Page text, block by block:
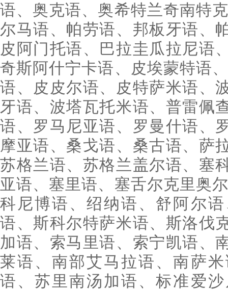
语、奥克语、奥希特兰奇南特
尔马语、帕劳语、邦板牙语、
皮阿门托语、巴拉圭瓜拉尼语
奇斯阿什宁卡语、皮埃蒙特语
语、皮皮尔语、皮特萨米语、
牙语、波塔瓦托米语、普雷佩
语、罗马尼亚语、罗曼什语、
摩亚语、桑戈语、桑古语、萨
苏格兰语、苏格兰盖尔语、塞
亚语、塞里语、塞舌尔克里奥
科尼博语、绍纳语、舒阿尔
语、斯科尔特萨米语、斯洛伐
加语、索马里语、索宁凯语、
莱语、南部艾马拉语、南萨
语、苏里南汤加语、标准爱